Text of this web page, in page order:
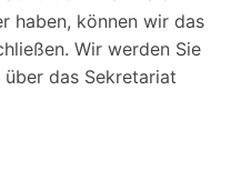
haben, können wir das
Wir werden Sie
das Sekretariat